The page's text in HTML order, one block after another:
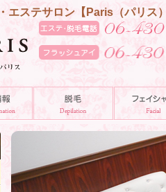
エステサロン【Paris（パリ